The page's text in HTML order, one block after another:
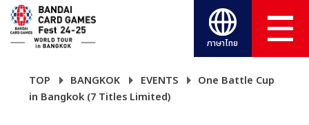
ภาษาไทย
TOP BANGKOK EVENTS
One Battle Cup
in Bangkok (7 Titles Limited)